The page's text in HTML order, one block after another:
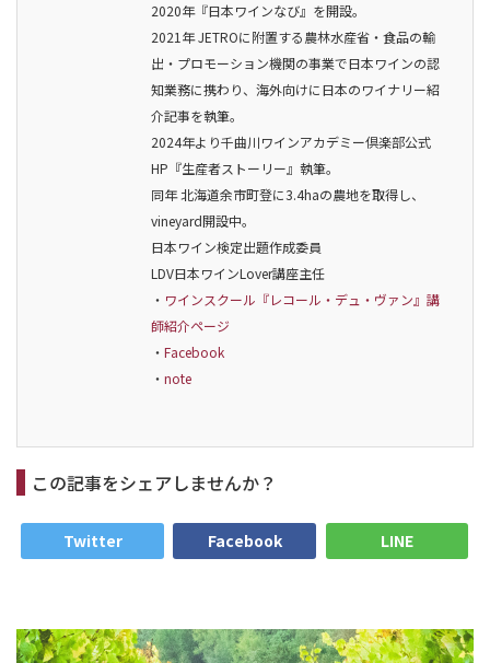
2020年『日本ワインなび』を開設。
2021年 JETROに附置する農林水産省・食品の輸
出・プロモーション機関の事業で日本ワインの認
知業務に携わり、海外向けに日本のワイナリー紹
介記事を執筆。
2024年より千曲川ワインアカデミー倶楽部公式
HP『生産者ストーリー』執筆。
同年 北海道余市町登に3.4haの農地を取得し、
vineyard開設中。
日本ワイン検定出題作成委員
LDV日本ワインLover講座主任
・ ワインスクール『レコール・デュ・ヴァン』講
師紹介ページ
・ Facebook
・ note
この記事をシェアしませんか？
Twitter Facebook LINE